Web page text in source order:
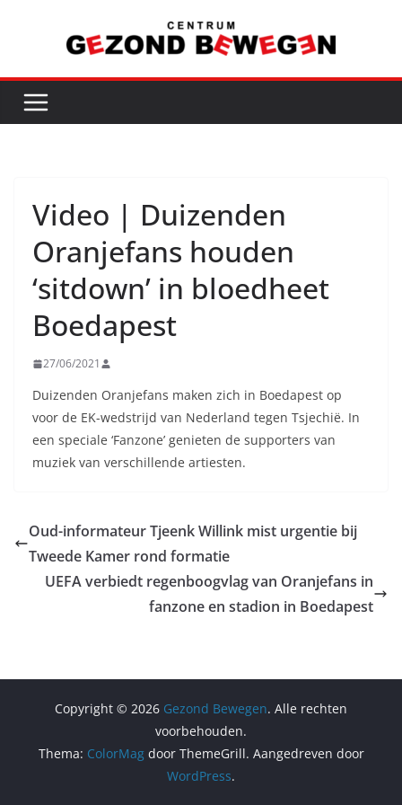
inhoud
Video | Duizenden
Oranjefans houden
‘sitdown’ in bloedheet
Boedapest
27/06/2021
Duizenden Oranjefans maken zich in Boedapest op
voor de EK-wedstrijd van Nederland tegen Tsjechië. In
een speciale ‘Fanzone’ genieten de supporters van
muziek van verschillende artiesten.
Oud-informateur Tjeenk Willink mist urgentie bij
Tweede Kamer rond formatie
UEFA verbiedt regenboogvlag van Oranjefans in
fanzone en stadion in Boedapest
Copyright © 2026 Gezond Bewegen. Alle rechten
voorbehouden.
Thema: ColorMagdoor ThemeGrill. Aangedreven door
WordPress.